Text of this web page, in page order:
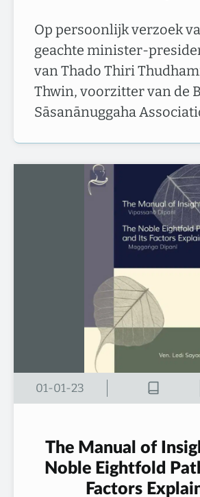
Op persoonlijk verzoek
geachte minister-
van Thado Thiri
Thwin, voorzitter van de
Sāsanānuggaha
01-01-23
The Manual of
Noble Eightfold
Factors